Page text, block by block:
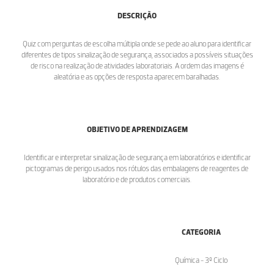
DESCRIÇÃO
Quiz com perguntas de escolha múltipla onde se pede ao aluno para identificar
diferentes de tipos sinalização de segurança, associados a possíveis situações
de risco na realização de atividades laboratoriais. A ordem das imagens é
aleatória e as opções de resposta aparecem baralhadas.
OBJETIVO DE APRENDIZAGEM
Identificar e interpretar sinalização de segurança em laboratórios e identificar
pictogramas de perigo usados nos rótulos das embalagens de reagentes de
laboratório e de produtos comerciais.
CATEGORIA
Química - 3º Ciclo